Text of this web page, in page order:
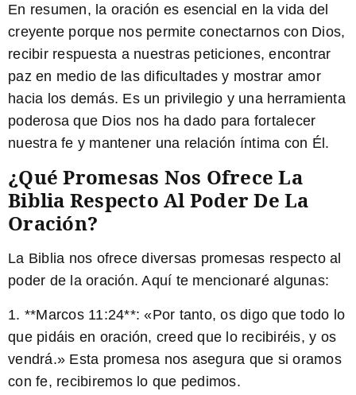
En resumen, la oración es esencial en la vida del
creyente porque nos permite conectarnos con Dios,
recibir respuesta a nuestras peticiones, encontrar
paz en medio de las dificultades y mostrar amor
hacia los demás. Es un privilegio y una herramienta
poderosa que Dios nos ha dado para fortalecer
nuestra fe y mantener una relación íntima con Él.
¿Qué Promesas Nos Ofrece La
Biblia Respecto Al Poder De La
Oración?
La Biblia nos ofrece diversas promesas respecto al
poder de la oración. Aquí te mencionaré algunas:
1. **Marcos 11:24**: «Por tanto, os digo que todo lo
que pidáis en oración, creed que lo recibiréis, y os
vendrá.» Esta promesa nos asegura que si oramos
con fe, recibiremos lo que pedimos.